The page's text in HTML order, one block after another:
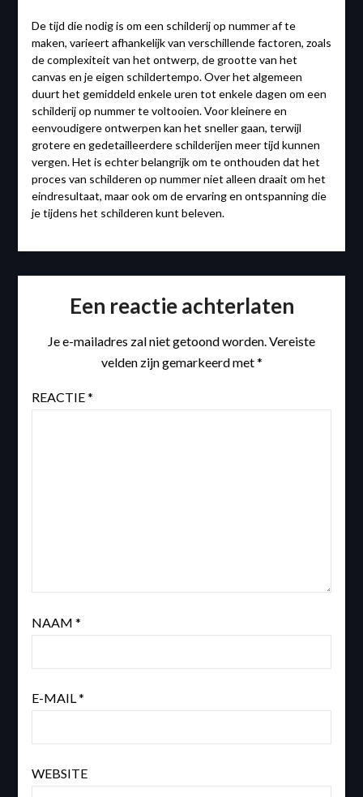
De tijd die nodig is om een schilderij op nummer af te
maken, varieert afhankelijk van verschillende factoren, zoals
de complexiteit van het ontwerp, de grootte van het
canvas en je eigen schildertempo. Over het algemeen
duurt het gemiddeld enkele uren tot enkele dagen om een
schilderij op nummer te voltooien. Voor kleinere en
eenvoudigere ontwerpen kan het sneller gaan, terwijl
grotere en gedetailleerdere schilderijen meer tijd kunnen
vergen. Het is echter belangrijk om te onthouden dat het
proces van schilderen op nummer niet alleen draait om het
eindresultaat, maar ook om de ervaring en ontspanning die
je tijdens het schilderen kunt beleven.
Een reactie achterlaten
Je e-mailadres zal niet getoond worden.Vereiste
velden zijn gemarkeerd met*
REACTIE*
NAAM *
E-MAIL*
WEBSITE